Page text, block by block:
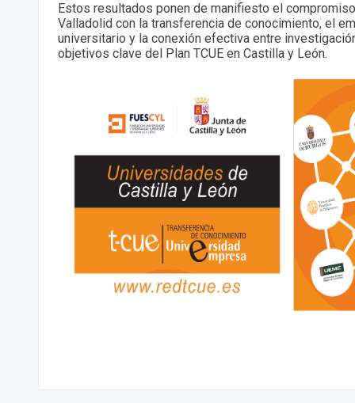
Estos resultados ponen de manifiesto el
Valladolid con la transferencia de conocimiento, el
universitario y la conexión efectiva entre
objetivos clave del Plan TCUE en Castilla y León.